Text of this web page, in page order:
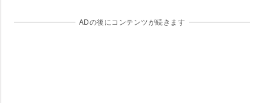
ADの後にコンテンツが続きます